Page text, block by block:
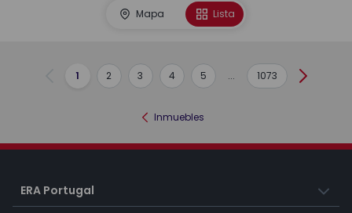
Mapa Lista
Anterior
1 2 3 4 5 ... 1073
Inmuebles
ERA Portugal